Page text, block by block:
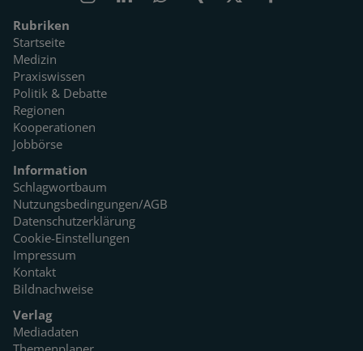
Rubriken
Startseite
Medizin
Praxiswissen
Politik & Debatte
Regionen
Kooperationen
Jobbörse
Information
Schlagwortbaum
Nutzungsbedingungen/AGB
Datenschutzerklärung
Cookie-Einstellungen
Impressum
Kontakt
Bildnachweise
Verlag
Mediadaten